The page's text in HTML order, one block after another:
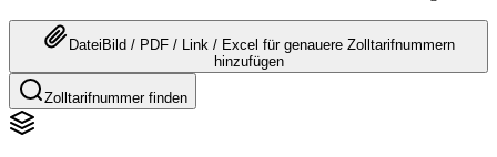
Datei Bild / PDF / Link / Excel für genauere Zolltarifnummern
hinzufügen
Zolltarifnummer finden